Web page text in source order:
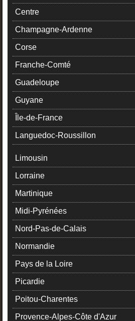
Centre
Champagne-Ardenne
Corse
Franche-Comté
Guadeloupe
Guyane
Île-de-France
Languedoc-Roussillon
Limousin
Lorraine
Martinique
Midi-Pyrénées
Nord-Pas-de-Calais
Normandie
Pays de la Loire
Picardie
Poitou-Charentes
Provence-Alpes-Côte d'Azur